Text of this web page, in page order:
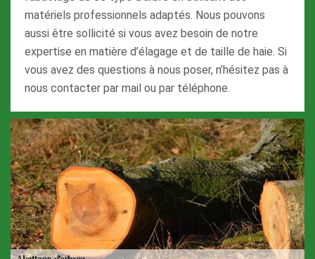
matériels professionnels adaptés. Nous pouvons
aussi être sollicité si vous avez besoin de notre
expertise en matière d’élagage et de taille de haie. Si
vous avez des questions à nous poser, n’hésitez pas à
nous contacter par mail ou par téléphone.